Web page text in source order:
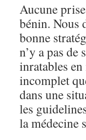
Aucune
bénin. Nous
bonne
n’y a pas
inratables
incomplet
dans une
les
la médecine